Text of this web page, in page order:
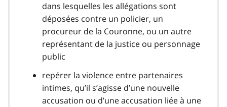
dans lesquelles les allégations sont
déposées contre un policier, un
procureur de la Couronne, ou un autre
représentant de la justice ou personnage
public
repérer la violence entre partenaires
intimes, qu’il s’agisse d’une nouvelle
accusation ou d’une accusation liée à une